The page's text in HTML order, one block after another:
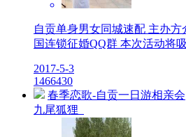
自贡单身男女同城速配 主办
国连锁征婚QQ群 本次活动将
2017-5-3
1466430
春季恋歌-自贡一日游相亲会
九尾狐狸